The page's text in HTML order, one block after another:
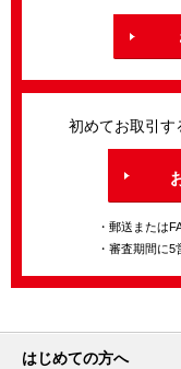
初めてお取引す
・郵送または
・審査期間に5
はじめての方へ